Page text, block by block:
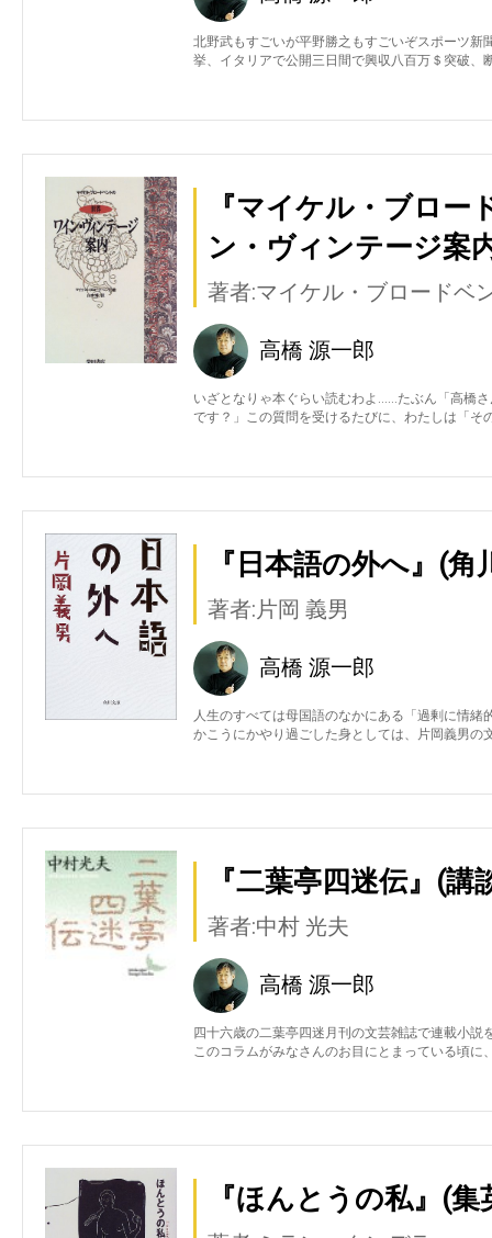
北野武もすごいが平野勝之もすごいぞスポーツ新
挙、イタリアで公開三日間で興収八百万＄突破、
『マイケル・ブロー
ン・ヴィンテージ案
著者:マイケル・ブロードベ
高橋 源一郎
いざとなりゃ本ぐらい読むわよ……たぶん「高橋
です？」この質問を受けるたびに、わたしは「そ
『日本語の外へ』(角
著者:片岡 義男
高橋 源一郎
人生のすべては母国語のなかにある「過剰に情
かこうにかやり過ごした身としては、片岡義男の
『二葉亭四迷伝』(講
著者:中村 光夫
高橋 源一郎
四十六歳の二葉亭四迷月刊の文芸雑誌で連載小
このコラムがみなさんのお目にとまっている頃に
『ほんとうの私』(集